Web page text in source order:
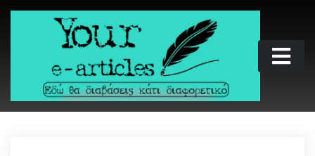
Skip
Your e-articles
Εδώ θα διαβάσεις κάτι διαφορετικό